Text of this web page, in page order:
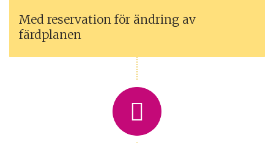
Med reservation för ändring av
färdplanen